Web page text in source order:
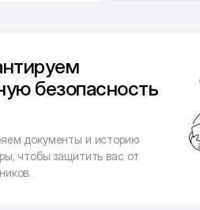
безопасность
документы и историю
чтобы защитить вас от